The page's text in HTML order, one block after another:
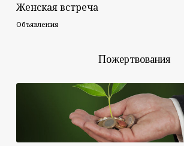
Женская встреча
Объявления
Пожертвования